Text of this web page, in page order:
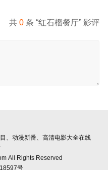
共0 条 “红石榴餐厅” 影评
、动漫新番、高清电影大全在线
All Rights Reserved
号